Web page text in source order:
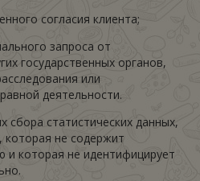
согласия клиента;
запроса от
государственных органов,
или
деятельности.
сбора статистических данных,
не содержит
которая не идентифицирует